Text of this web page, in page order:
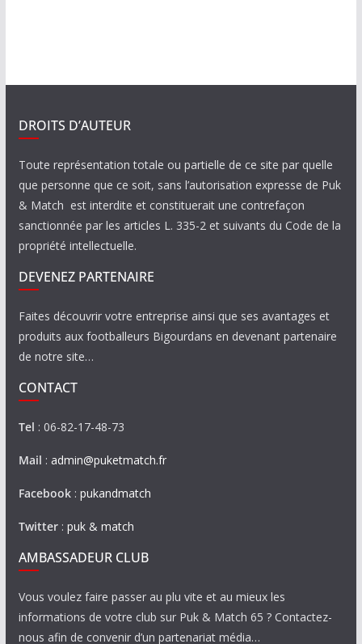
DROITS D’AUTEUR
Toute représentation totale ou partielle de ce site par quelle
que personne que ce soit, sans l’autorisation expresse de Puk
& Match est interdite et constituerait une contrefaçon
sanctionnée par les articles L. 335-2 et suivants du Code de la
propriété intellectuelle.
DEVENEZ PARTENAIRE
Faites découvrir votre entreprise ainsi que ses avantages et
produits aux footballeurs Bigourdans en devenant partenaire
de notre site…
CONTACT
Tel : 06-82-17-48-73
Mail : admin@puketmatch.fr
Facebook: pukandmatch
Twitter: puk & match
AMBASSADEUR CLUB
Vous voulez faire passer au plu vite et au mieux les
informations de votre club sur Puk & Match 65 ? Contactez-
nous afin de convenir d’un partenariat média…